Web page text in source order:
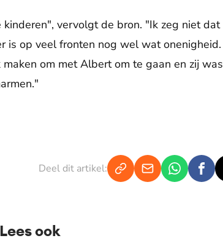
vervolgt de bron. "Ik zeg niet dat
is op veel fronten nog wel wat onenigheid.
om met Albert om te gaan en zij was
Deel dit artikel:
Lees ook